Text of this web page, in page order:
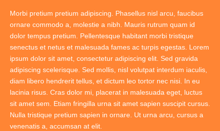
Morbi pretium pretium adipiscing. Phasellus nisl arcu, faucibus
ornare commodo a, molestie a nibh. Mauris rutrum quam id
dolor tempus pretium. Pellentesque habitant morbi tristique
senectus et netus et malesuada fames ac turpis egestas. Lorem
ipsum dolor sit amet, consectetur adipiscing elit. Sed gravida
adipiscing scelerisque. Sed mollis, nisl volutpat interdum iaculis,
diam libero hendrerit tellus, et dictum leo tortor nec nisi. In eu
lacinia risus. Cras dolor mi, placerat in malesuada eget, luctus
sit amet sem. Etiam fringilla urna sit amet sapien suscipit cursus.
Nulla tristique pretium sapien in ornare. Ut urna arcu, cursus a
venenatis a, accumsan at elit.